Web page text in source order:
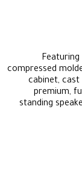
compressed
cabinet, cast
premium,
standing